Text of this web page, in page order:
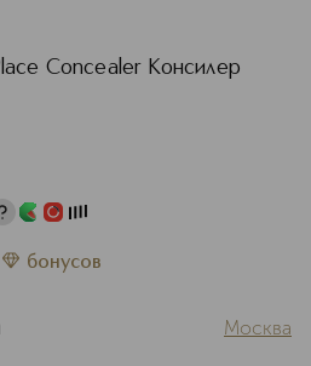
Concealer Консилер
бонусов
Москва